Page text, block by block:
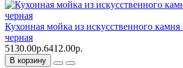
Кухонная мойка из искусственного
черная
5130.00р.6412.00р.
В корзину